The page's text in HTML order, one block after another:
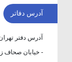
آدرس دفاتر
آدرس دفتر تهران:
- خیابان صحاف زاده - پلاک